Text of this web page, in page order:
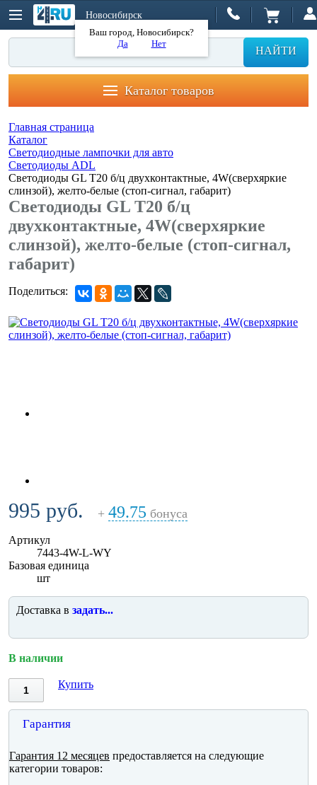
Новосибирск
Ваш город, Новосибирск?
Да
Нет
НАЙТИ
Каталог товаров
Главная страница
Каталог
Светодиодные лампочки для авто
Светодиоды ADL
Светодиоды GL T20 б/ц двухконтактные, 4W(сверхяркие
слинзой), желто-белые (стоп-сигнал, габарит)
Светодиоды GL T20 б/ц
двухконтактные, 4W(сверхяркие
слинзой), желто-белые (стоп-сигнал,
габарит)
Поделиться:
995 руб. + 49.75 бонуса
Артикул
7443-4W-L-WY
Базовая единица
шт
Доставка в задать...
В наличии
Купить
Гарантия
Гарантия 12 месяцев предоставляется на следующие
категории товаров: